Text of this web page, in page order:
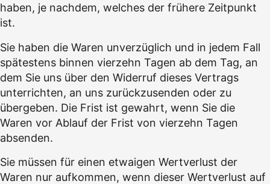
haben, je nachdem, welches der frühere Zeitpunkt
ist.
Sie haben die Waren unverzüglich und in jedem Fall
spätestens binnen vierzehn Tagen ab dem Tag, an
dem Sie uns über den Widerruf dieses Vertrags
unterrichten, an uns zurückzusenden oder zu
übergeben. Die Frist ist gewahrt, wenn Sie die
Waren vor Ablauf der Frist von vierzehn Tagen
absenden.
Sie müssen für einen etwaigen Wertverlust der
Waren nur aufkommen, wenn dieser Wertverlust auf